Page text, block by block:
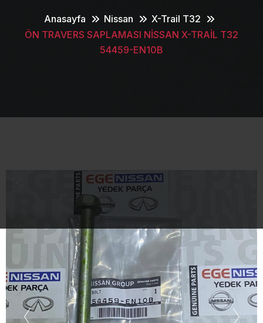
Anasayfa Nissan
X-Trail T32
ÖN TRAVERS SAPLAMASI NİSSAN X-TRAİL T32
54459-EN10B